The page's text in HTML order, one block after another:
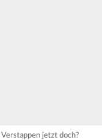
jetzt doch?